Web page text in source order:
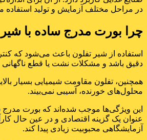
در مراحل مختلف آزمایش و تولید
چرا بورت مدرج ساده با
استفاده از شیر تفلون باعث می‌شود که
دقیق باشد و مشکلات نشت یا قطع ناگهانی
همچنین، تفلون مقاومت شیمیایی بسیار
محلول‌های خورنده، آسیبی نمی‌بیند.
این ویژگی‌ها موجب شده‌اند که بورت مدرج
عنوان یک گزینه اقتصادی و در عین حال
آزمایشگاهی محبوبیت زیادی پیدا کند.